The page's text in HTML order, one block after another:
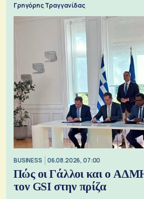
Γρηγόρης Τραγγανίδας
BUSINESS 06.08.2026, 07:00
Πώς οι Γάλλοι και ο
τον GSI στην πρίζα